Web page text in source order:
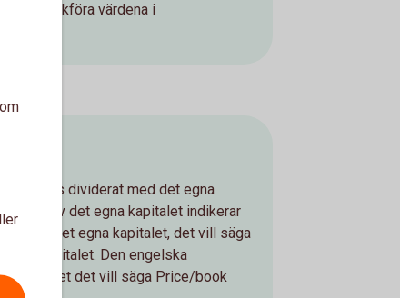
än det bokföra värdena i
aktiekurs dividerat med det egna
av det egna kapitalet indikerar
på det egna kapitalet, det vill säga
kapitalet. Den engelska
P/B talet det vill säga Price/book